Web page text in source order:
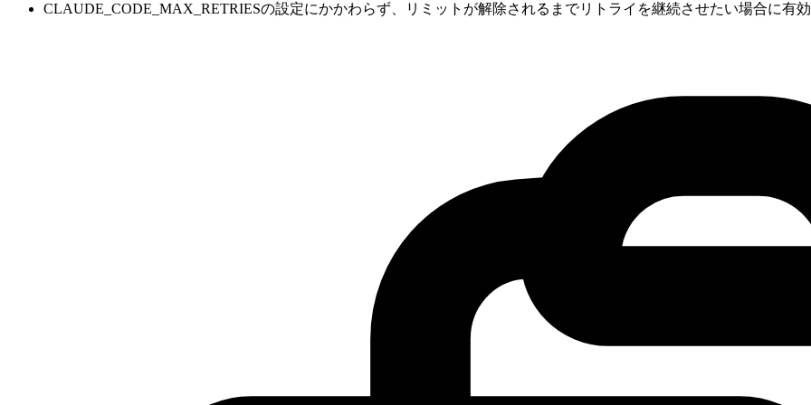
CLAUDE_CODE_MAX_RETRIESの設定にかかわらず、リミットが解除されるまでリトライを継続させたい場合に有